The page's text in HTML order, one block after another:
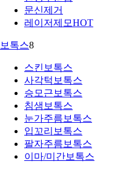
문신제거
레이저제모HOT
보톡스8
스킨보톡스
사각턱보톡스
승모근보톡스
침샘보톡스
눈가주름보톡스
입꼬리보톡스
팔자주름보톡스
이마/미간보톡스